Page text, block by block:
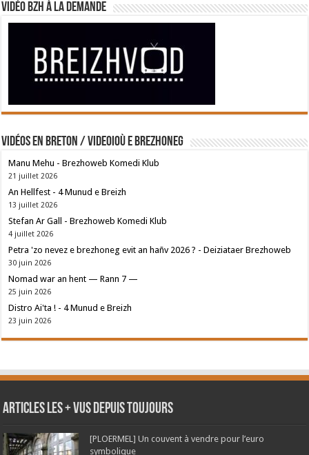
Vidéo BZH à la demande
Vidéos en breton / Videoioù e brezhoneg
Manu Mehu - Brezhoweb Komedi Klub
21 juillet 2026
An Hellfest - 4 Munud e Breizh
13 juillet 2026
Stefan Ar Gall - Brezhoweb Komedi Klub
4 juillet 2026
Petra 'zo nevez e brezhoneg evit an hañv 2026 ? - Deiziataer Brezhoweb
30 juin 2026
Nomad war an hent — Rann 7 —
25 juin 2026
Distro Ai'ta ! - 4 Munud e Breizh
23 juin 2026
Articles les + vus depuis toujours
[PLOERMEL] Un couvent à vendre pour l’euro
symbolique